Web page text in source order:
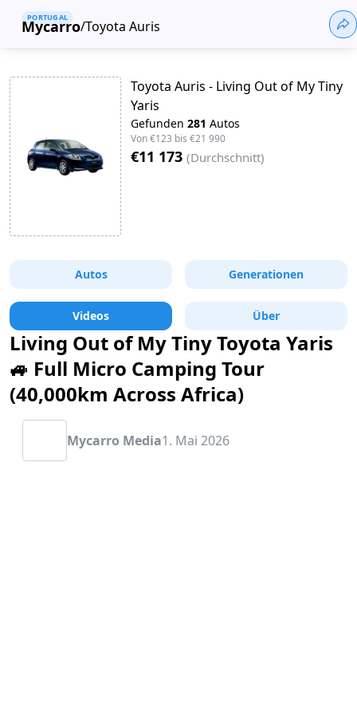
Mycarro
PORTUGAL
/Toyota Auris
Toyota Auris - Living Out of My Tiny
Yaris
Gefunden 281 Autos
Von€123 bis €21 990
€11 173 (Durchschnitt)
Autos Generationen
Videos Über
Living Out of My Tiny Toyota Yaris
🚙 Full Micro Camping Tour
(40,000km Across Africa)
Mycarro Media1. Mai 2026